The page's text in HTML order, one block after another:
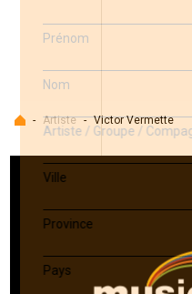
Accueil
- Artiste - Victor Vermette
Prénom
Nom
Artiste / Groupe /
Ville
Province
Pays